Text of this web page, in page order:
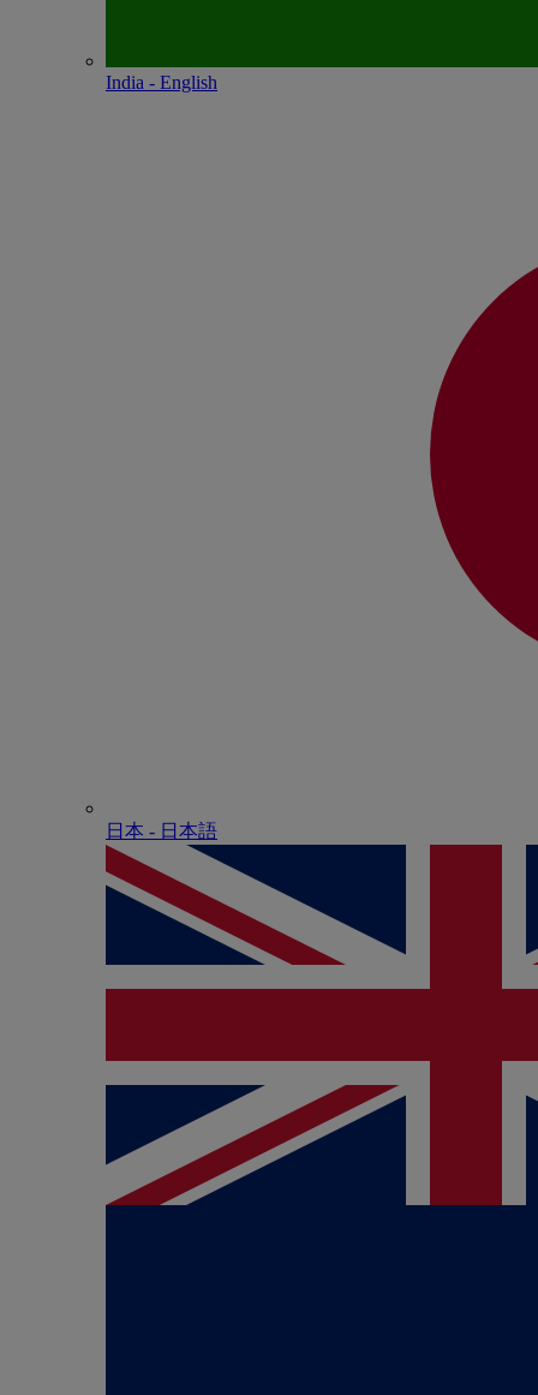
India - English
日本 - ⽇本語